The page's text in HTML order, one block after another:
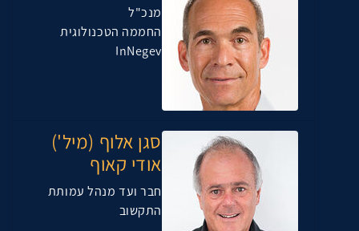
מנכ"ל
החממה הטכנולוגית
InNegev
סגן אלוף (מיל')
אודי קאוף
חבר ועד מנהל עמותת
התקשוב